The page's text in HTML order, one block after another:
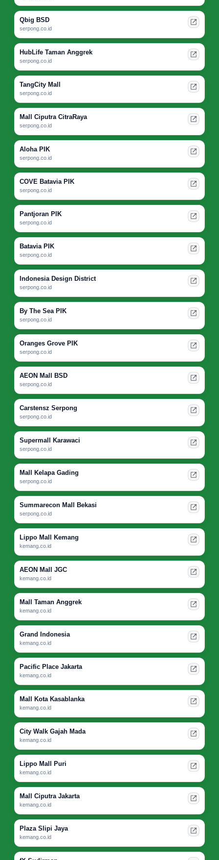
Qbig BSD
serpong.co.id
HubLife Taman Anggrek
serpong.co.id
TangCity Mall
serpong.co.id
Mall Ciputra CitraRaya
serpong.co.id
Aloha PIK
serpong.co.id
COVE Batavia PIK
serpong.co.id
Pantjoran PIK
serpong.co.id
Batavia PIK
serpong.co.id
Indonesia Design District
serpong.co.id
By The Sea PIK
serpong.co.id
Oranges Grove PIK
serpong.co.id
AEON Mall BSD
serpong.co.id
Carstensz Serpong
serpong.co.id
Supermall Karawaci
serpong.co.id
Mall Kelapa Gading
serpong.co.id
Summarecon Mall Bekasi
serpong.co.id
Lippo Mall Kemang
kemang.co.id
AEON Mall JGC
kemang.co.id
Mall Taman Anggrek
kemang.co.id
Grand Indonesia
kemang.co.id
Pacific Place Jakarta
kemang.co.id
Mall Kota Kasablanka
kemang.co.id
City Walk Gajah Mada
kemang.co.id
Lippo Mall Puri
kemang.co.id
Mall Ciputra Jakarta
kemang.co.id
Plaza Slipi Jaya
kemang.co.id